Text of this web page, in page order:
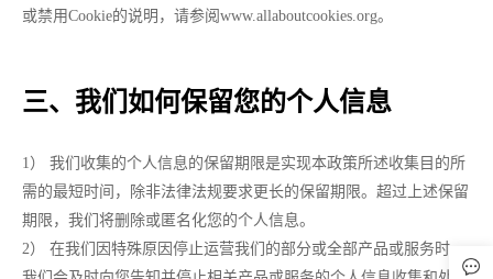
或禁用Cookie的说明，请参阅www.allaboutcookies.org。
三、我们如何保留您的个人信息
1） 我们收集的个人信息的保留期限是实现本政策所述收集目的所
需的最短时间，除非法律法规要求更长的保留期限。超过上述保留
期限，我们将删除或匿名化您的个人信息。
2） 在我们因特殊原因停止运营我们的部分或全部产品或服务时，